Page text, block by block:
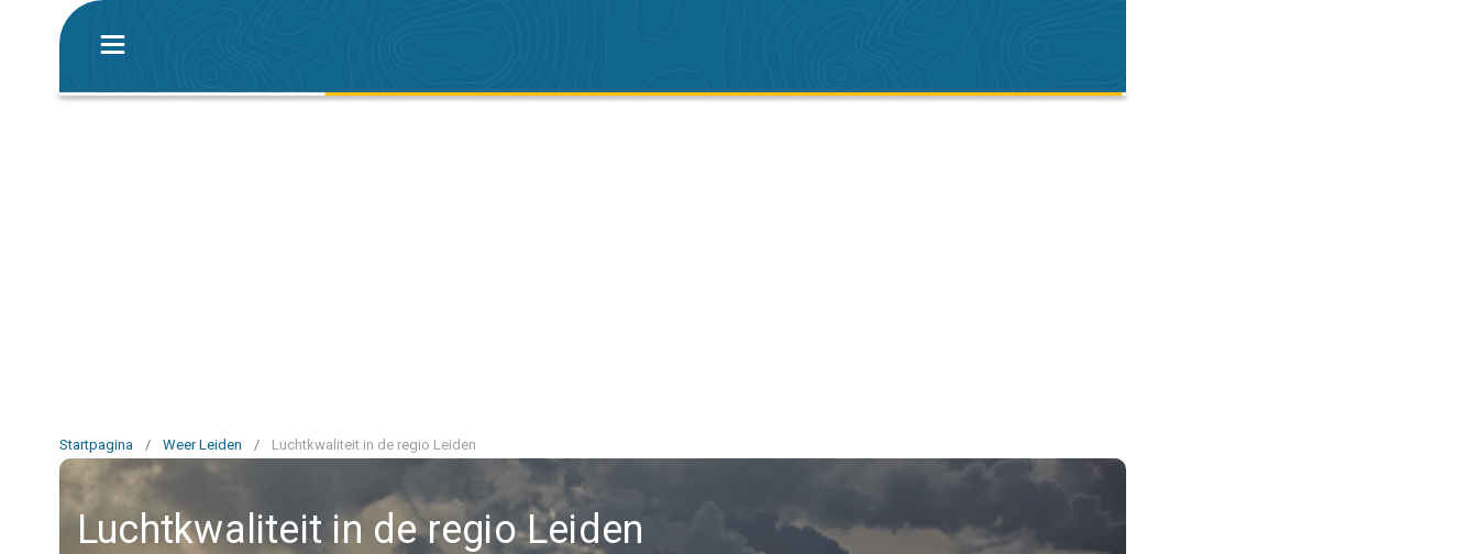
Startpagina / Weer Leiden / Luchtkwaliteit in de regio Leiden
Luchtkwaliteit in de regio Leiden